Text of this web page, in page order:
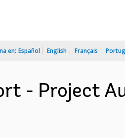
en: Español English Français
- Project